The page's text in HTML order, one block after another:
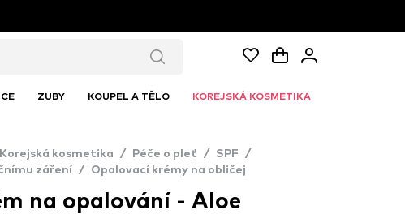
ZUBY KOUPEL A TĚLO KOREJSKÁ KOSMETIKA
Korejská kosmetika / Péče o pleť / SPF
/
záření
/ Opalovací krémy na obličej
na opalování - Aloe